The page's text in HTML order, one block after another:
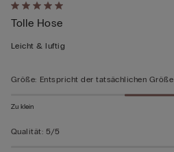
Mit
5
von
bewertet
Tolle Hose
Leicht & luftig
Größe: Entspricht der tatsächlichen Größe
Zu klein
Qualität: 5/5